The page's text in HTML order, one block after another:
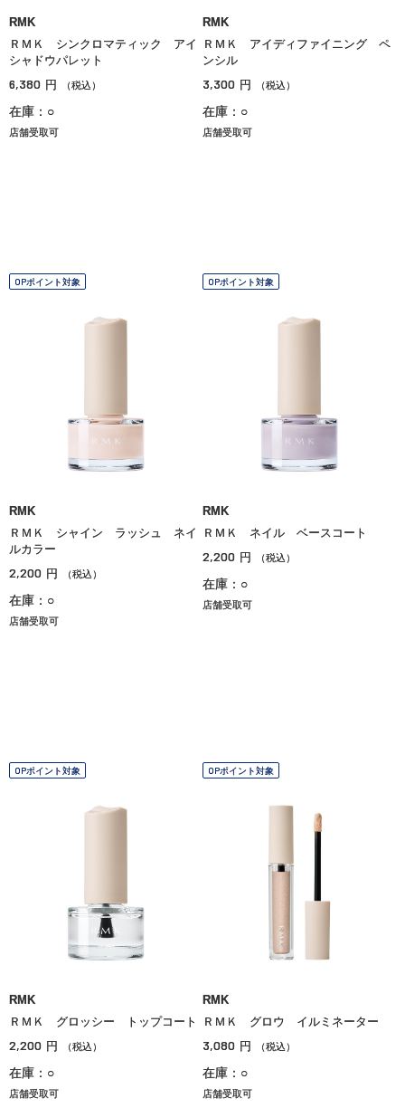
RMK
ＲＭＫ シンクロマティック アイ
シャドウパレット
6,380 円 （税込）
在庫：○
店舗受取可
RMK
ＲＭＫ アイディファイニング ペ
ンシル
3,300 円 （税込）
在庫：○
店舗受取可
OPポイント対象
RMK
ＲＭＫ シャイン ラッシュ ネイ
ルカラー
2,200 円 （税込）
在庫：○
店舗受取可
OPポイント対象
RMK
ＲＭＫ ネイル ベースコート
2,200 円 （税込）
在庫：○
店舗受取可
OPポイント対象
RMK
ＲＭＫ グロッシー トップコート
2,200 円 （税込）
在庫：○
店舗受取可
OPポイント対象
RMK
ＲＭＫ グロウ イルミネーター
3,080 円 （税込）
在庫：○
店舗受取可